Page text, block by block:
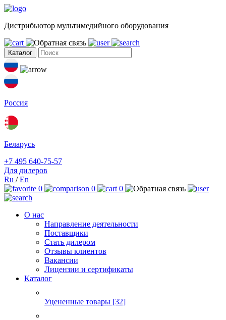
Дистрибьютор мультимедийного оборудования
Каталог
Россия
Беларусь
+7 495 640-75-57
Для дилеров
Ru /En
0
0 0
О нас
Направление деятельности
Поставщики
Стать дилером
Отзывы клиентов
Вакансии
Лицензии и сертификаты
Каталог
Уцененные товары [32]